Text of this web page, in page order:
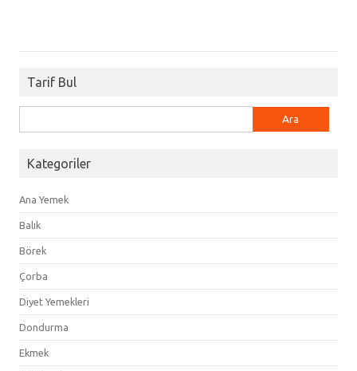
Tarif Bul
Kategoriler
Ana Yemek
Balık
Börek
Çorba
Diyet Yemekleri
Dondurma
Ekmek